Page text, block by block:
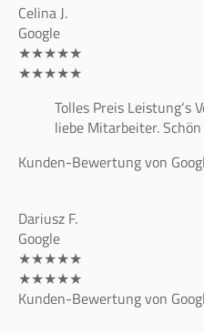
Celina J.
Google
★★★★★
★★★★★
Tolles Preis Leistung‘s
liebe Mitarbeiter.
Kunden-Bewertung von
Dariusz F.
Google
★★★★★
★★★★★
Kunden-Bewertung von